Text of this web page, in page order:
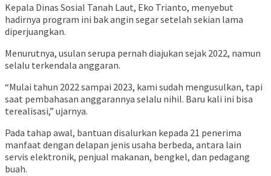
Kepala Dinas Sosial Tanah Laut, Eko Trianto, menyebut
hadirnya program ini bak angin segar setelah sekian lama
diperjuangkan.
Menurutnya, usulan serupa pernah diajukan sejak 2022, namun
selalu terkendala anggaran.
“Mulai tahun 2022 sampai 2023, kami sudah mengusulkan, tapi
saat pembahasan anggarannya selalu nihil. Baru kali ini bisa
terealisasi,” ujarnya.
Pada tahap awal, bantuan disalurkan kepada 21 penerima
manfaat dengan delapan jenis usaha berbeda, antara lain
servis elektronik, penjual makanan, bengkel, dan pedagang
buah.